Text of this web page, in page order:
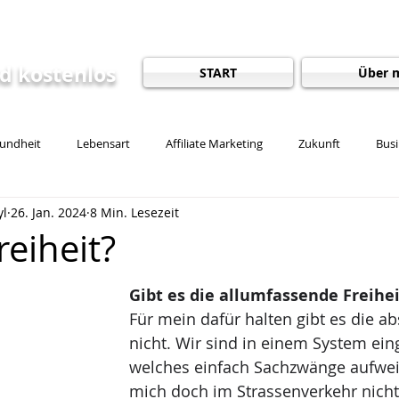
kostenlos START Über
Lebensart Affiliate Marketing Zukunft
Energetik Esoterik
Freiheit Ernährung Frische Luft und
26. Jan. 2024 8 Min. Lesezeit
Gibt es die allumfassende
Für mein dafür halten gibt es die
nicht. Wir sind in einem System
welches einfach Sachzwänge
mich doch im Strassenverkehr